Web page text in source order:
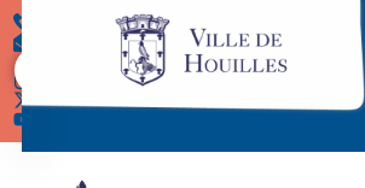
Démarches